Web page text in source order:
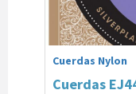
Cuerdas Nylon
Cuerdas